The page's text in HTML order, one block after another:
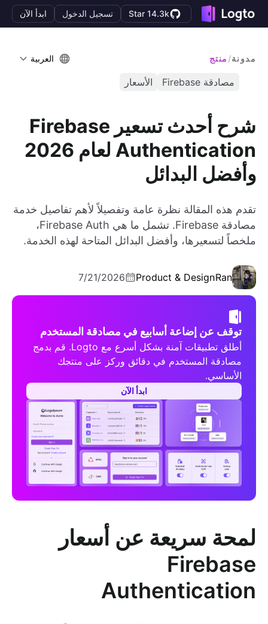
Star 14.3k تسجيل الدخول ابدأ الآن
مدونة/ منتج العربية
مصادقة Firebase الأسعار
شرح أحدث تسعير Firebase
Authentication لعام 2026
وأفضل البدائل
تقدم هذه المقالة نظرة عامة وتفصيلاً لأهم تفاصيل خدمة
مصادقة Firebase. تشمل ما هي Firebase Auth،
ملخصاً لتسعيرها، وأفضل البدائل المتاحة لهذه الخدمة.
Ran
Product & Design
7/21/2026
توقف عن إضاعة أسابيع في مصادقة المستخدم
أطلق تطبيقات آمنة بشكل أسرع مع Logto. قم بدمج
مصادقة المستخدم في دقائق وركز على منتجك
الأساسي.
ابدأ الآن
لمحة سريعة عن أسعار
Firebase
Authentication